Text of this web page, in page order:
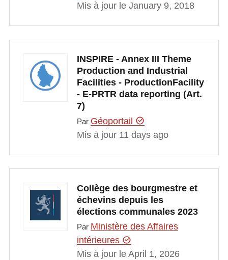
Mis à jour le January 9, 2018
INSPIRE - Annex III Theme
Production and Industrial
Facilities - ProductionFacility
- E-PRTR data reporting (Art.
7)
Par Géoportail
Mis à jour 11 days ago
Collège des bourgmestre et
échevins depuis les
élections communales 2023
Par Ministère des Affaires
intérieures
Mis à jour le April 1, 2026